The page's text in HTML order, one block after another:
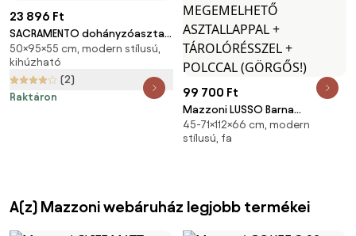
23 896 Ft
SACRAMENTO dohányzóasztal,
95x55x50cm, barna/szürke
Casaria
50×95×55 cm, modern stílusú,
kihúzható
(2)
Raktáron
99 700 Ft
Mazzoni LUSSO Barna
Tölgy/Fekete Matt - MODERN
DOHÁNYZÓASZTAL
45-71×112×66 cm, modern
stílusú, fa
A(z) Mazzoni webáruház legjobb termékei